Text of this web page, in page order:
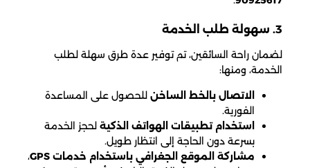
3. سهولة طلب الخدمة
لضمان راحة السائقين، تم توفير عدة طرق سهلة لطلب
الخدمة، ومنها:
الاتصال بالخط الساخن للحصول على المساعدة
الفورية.
استخدام تطبيقات الهواتف الذكية لحجز الخدمة
بسرعة دون الحاجة إلى انتظار طويل.
مشاركة الموقع الجغرافي باستخدام خدمات GPS
،